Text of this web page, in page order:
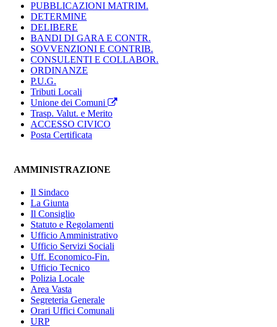
PUBBLICAZIONI MATRIM.
DETERMINE
DELIBERE
BANDI DI GARA E CONTR.
SOVVENZIONI E CONTRIB.
CONSULENTI E COLLABOR.
ORDINANZE
P.U.G.
Tributi Locali
Unione dei Comuni
Trasp. Valut. e Merito
ACCESSO CIVICO
Posta Certificata
AMMINISTRAZIONE
Il Sindaco
La Giunta
Il Consiglio
Statuto e Regolamenti
Ufficio Amministrativo
Ufficio Servizi Sociali
Uff. Economico-Fin.
Ufficio Tecnico
Polizia Locale
Area Vasta
Segreteria Generale
Orari Uffici Comunali
URP